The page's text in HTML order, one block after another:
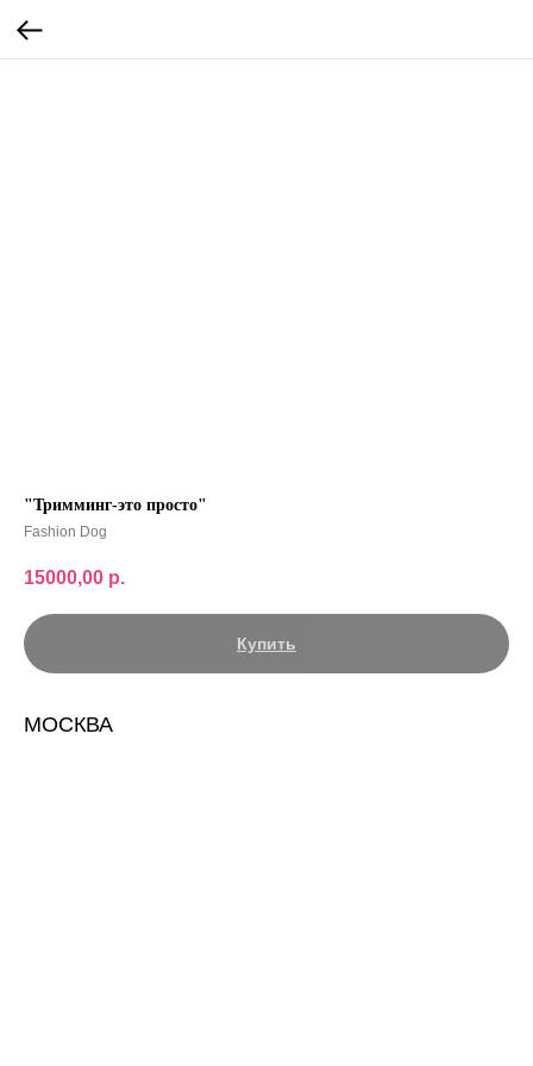
"Тримминг-это просто"
Fashion Dog
15000,00 р.
Купить
МОСКВА